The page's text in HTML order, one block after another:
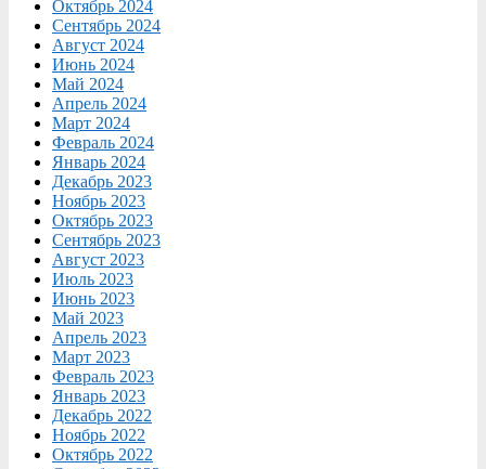
Октябрь 2024
Сентябрь 2024
Август 2024
Июнь 2024
Май 2024
Апрель 2024
Март 2024
Февраль 2024
Январь 2024
Декабрь 2023
Ноябрь 2023
Октябрь 2023
Сентябрь 2023
Август 2023
Июль 2023
Июнь 2023
Май 2023
Апрель 2023
Март 2023
Февраль 2023
Январь 2023
Декабрь 2022
Ноябрь 2022
Октябрь 2022